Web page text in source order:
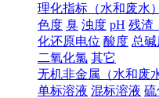
理化指标（水和废水）
色度 臭 浊度 pH 残渣
化还原电位 酸度 总
二氧化氯 其它
无机非金属（水和废
单标溶液 混标溶液 硫